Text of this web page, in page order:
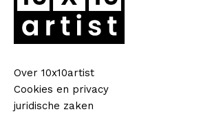
Over 10x10artist
Cookies en privacy
juridische zaken